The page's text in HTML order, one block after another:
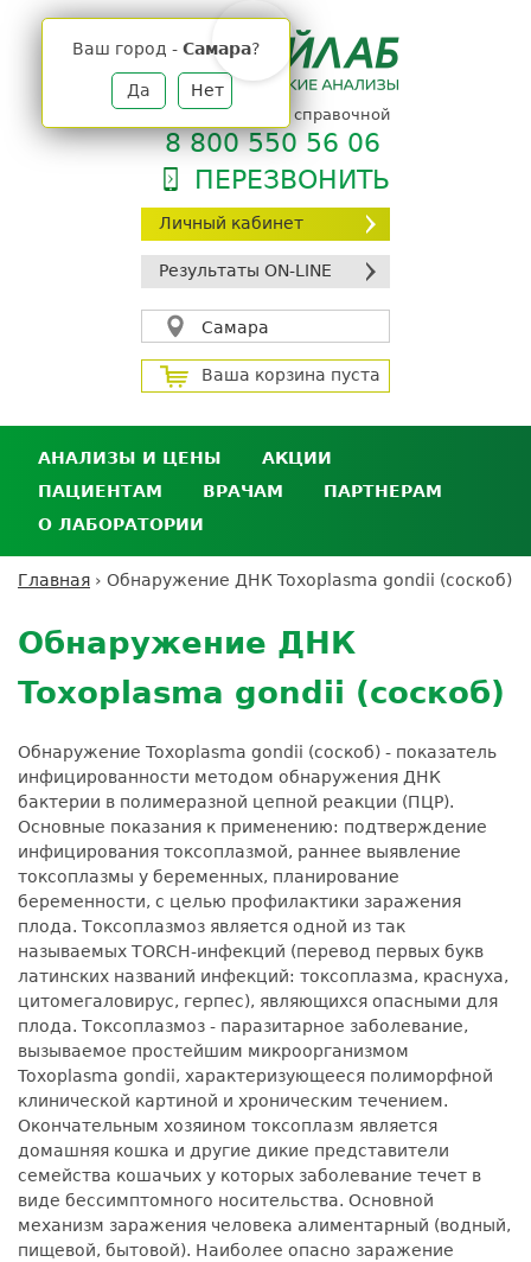
Личный кабинет
Результаты ON-LINE
Самара
Ваш город - Самара?
Да Нет
Ваша корзина пуста
телефон единой справочной
8 800 550 56 06
ПЕРЕЗВОНИТЬ
АНАЛИЗЫ И ЦЕНЫ
Анализы и цены
Где сдать анализы
Выезд на дом
Расшифровка анализов
АКЦИИ
ПАЦИЕНТАМ
Личный кабинет пациента
Дисконтная программа
Обратная связь
Усиление профилактических мер для
безопасности пациентов
Налоговый вычет
ВРАЧАМ
Сотрудничество
лабораторию
ПАРТНЕРАМ
кабинет
партнёра
Экскурсия в
лабораторию
О ЛАБОРАТОРИИ
Вакансии
Документы
здесь
Главная › Обнаружение ДНК Toxoplasma gondii (соскоб)
to
top
Обнаружение ДНК
Toxoplasma gondii (соскоб)
Обнаружение Toxoplasma gondii (соскоб) - показатель
инфицированности методом обнаружения ДНК
бактерии в полимеразной цепной реакции (ПЦР).
Основные показания к применению: подтверждение
инфицирования токсоплазмой, раннее выявление
токсоплазмы у беременных, планирование
беременности, с целью профилактики заражения
плода. Токсоплазмоз является одной из так
называемых TORCH-инфекций (перевод первых букв
латинских названий инфекций: токсоплазма, краснуха,
цитомегаловирус, герпес), являющихся опасными для
плода. Токсоплазмоз - паразитарное заболевание,
вызываемое простейшим микроорганизмом
Toxoplasma gondii, характеризующееся полиморфной
клинической картиной и хроническим течением.
Окончательным хозяином токсоплазм является
домашняя кошка и другие дикие представители
семейства кошачьих у которых заболевание течет в
виде бессимптомного носительства. Основной
механизм заражения человека алиментарный (водный,
пищевой, бытовой). Наиболее опасно заражение